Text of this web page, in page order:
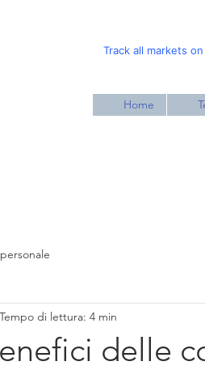
Track all markets
Home
delle
Tempo di lettura: 4 min